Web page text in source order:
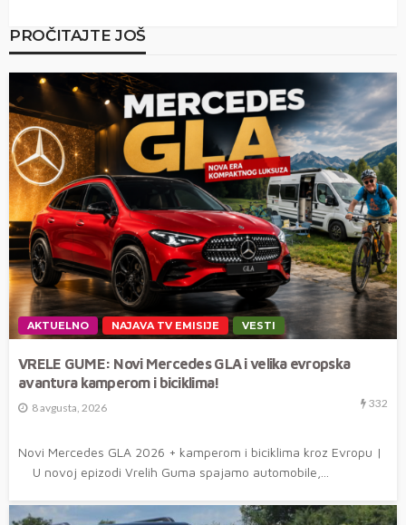
PROČITAJTE JOŠ
AKTUELNO NAJAVA TV EMISIJE VESTI
VRELE GUME: Novi Mercedes GLA i velika evropska
avantura kamperom i biciklima!
8 avgusta, 2026 332
Novi Mercedes GLA 2026 + kamperom i biciklima kroz Evropu |
U novoj epizodi Vrelih Guma spajamo automobile,...